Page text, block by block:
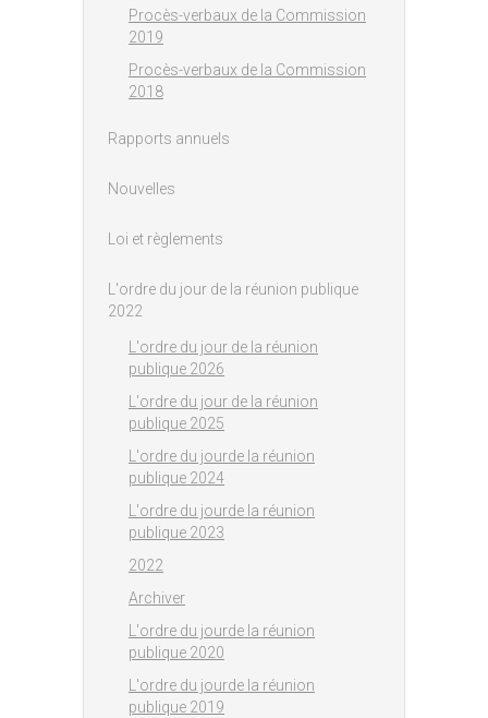
Procès-verbaux de la Commission
2019
Procès-verbaux de la Commission
2018
Rapports annuels
Nouvelles
Loi et règlements
L'ordre du jour de la réunion publique
2022
L'ordre du jour de la réunion
publique 2026
L'ordre du jour de la réunion
publique 2025
L'ordre du jourde la réunion
publique 2024
L'ordre du jourde la réunion
publique 2023
2022
Archiver
L'ordre du jourde la réunion
publique 2020
L'ordre du jourde la réunion
publique 2019